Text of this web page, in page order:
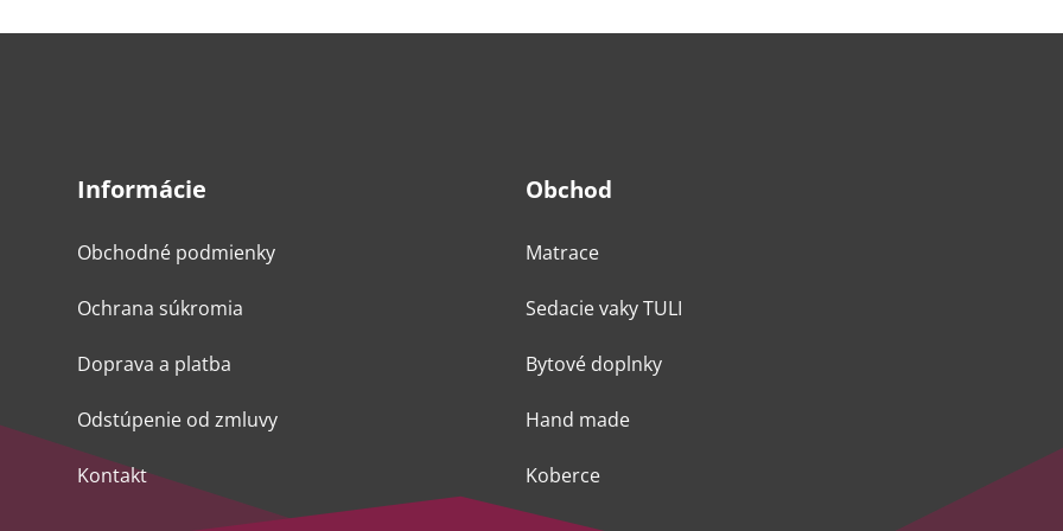
Informácie
Obchodné podmienky
Ochrana súkromia
Doprava a platba
Odstúpenie od zmluvy
Kontakt
Obchod
Matrace
Sedacie vaky TULI
Bytové doplnky
Hand made
Koberce